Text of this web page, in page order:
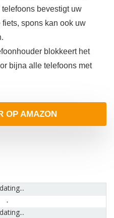
bevestigt uw
spons kan ook uw
blokkeert het
bijna alle telefoons met
OP AMAZON